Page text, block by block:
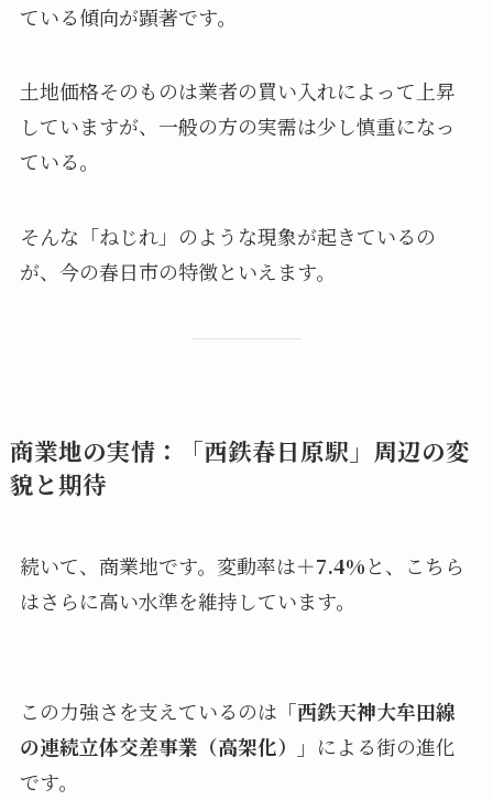
ている傾向が顕著です。
土地価格そのものは業者の買い入れによって上昇
していますが、一般の方の実需は少し慎重になっ
ている。
そんな「ねじれ」のような現象が起きているの
が、今の春日市の特徴といえます。
商業地の実情：「西鉄春日原駅」周辺の変
貌と期待
続いて、商業地です。変動率は＋7.4%と、こちら
はさらに高い水準を維持しています。
この力強さを支えているのは 「西鉄天神大牟田線
の連続立体交差事業（高架化）」 による街の進化
です。